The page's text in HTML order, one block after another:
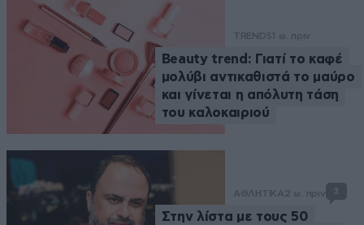
TRENDS 1 ω. πριν
Beauty trend: Γιατί το καφέ
μολύβι αντικαθιστά το μαύρο
και γίνεται η απόλυτη τάση
του καλοκαιριού
ΑΘΛΗΤΙΚΑ2 ω. πριν 3
Στην λίστα με τους 50